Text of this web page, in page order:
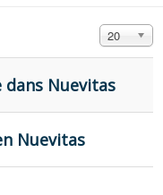
Cantidad a
20
Nuevitas
Nuevitas